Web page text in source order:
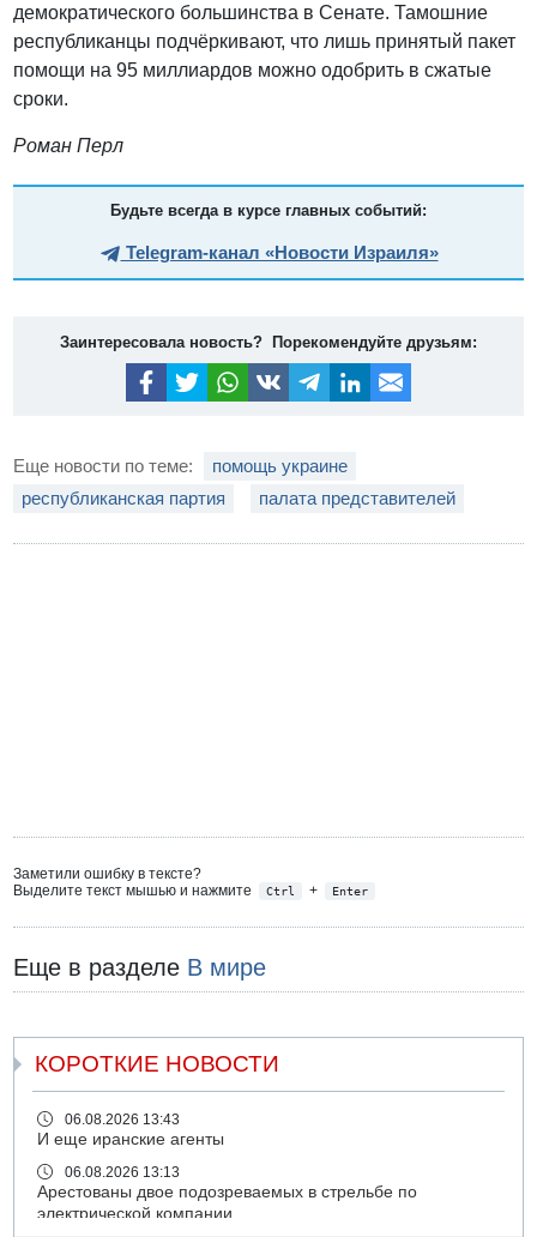
демократического большинства в Сенате. Тамошние
республиканцы подчёркивают, что лишь принятый пакет
помощи на 95 миллиардов можно одобрить в сжатые
сроки.
Роман Перл
Будьте всегда в курсе главных событий:
Telegram-канал «Новости Израиля»
Заинтересовала новость? Порекомендуйте друзьям:
Еще новости по теме:
помощь украине
республиканская партия
палата представителей
Заметили ошибку в тексте?
Выделите текст мышью и нажмите
Ctrl + Enter
Еще в разделе В мире
КОРОТКИЕ НОВОСТИ
06.08.2026 13:43
И еще иранские агенты
06.08.2026 13:13
Арестованы двое подозреваемых в стрельбе по
электрической компании